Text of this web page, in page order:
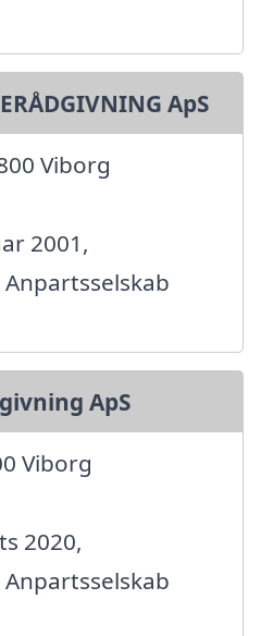
ApS
Viborg
2001,
ApS
Viborg
2020,